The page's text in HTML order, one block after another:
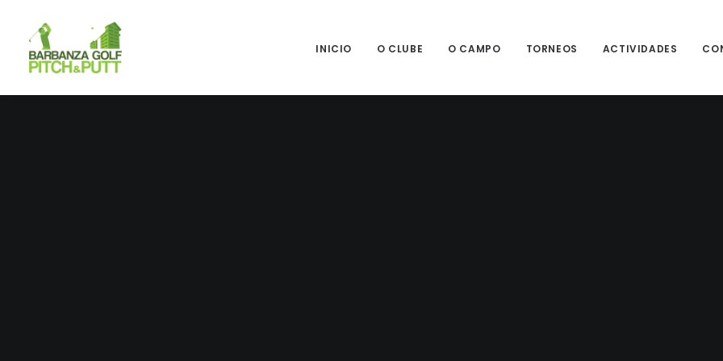
INICIO O CLUBE O CAMPO TORNEOS ACTIVIDADES